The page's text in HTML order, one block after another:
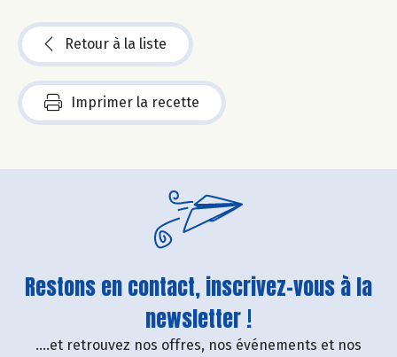
Retour à la liste
Imprimer la recette
Restons en contact, inscrivez-vous à la
newsletter !
....et retrouvez nos offres, nos événements et nos